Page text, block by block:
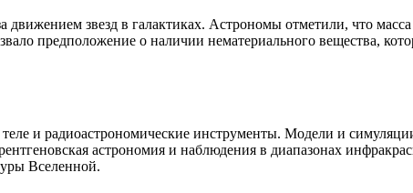
движением звезд в галактиках. Астрономы отметили, что
предположение о наличии нематериального вещества,
и радиоастрономические инструменты. Модели и
астрономия и наблюдения в диапазонах
Вселенной.